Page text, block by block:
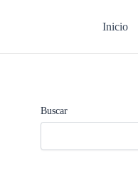
Inicio
Buscar